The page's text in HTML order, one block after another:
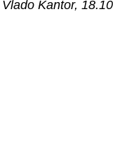
Kantor,